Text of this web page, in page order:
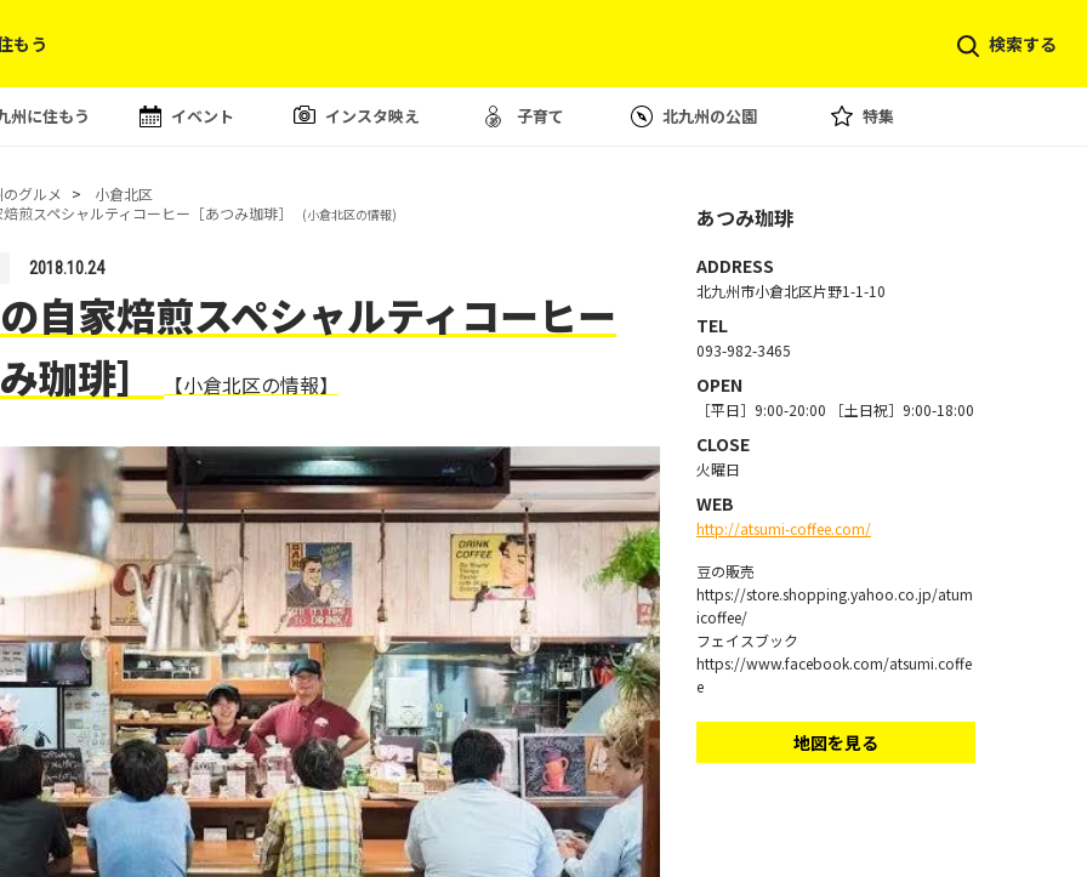
もう 検索する
州に住もう イベント インスタ映え 子育て 北九州の公園 特集
グルメ
小倉北区
煎スペシャルティコーヒー［あつみ珈琲］
(小倉北区の情報)
2018.10.24
自家焙煎スペシャルティコーヒー
珈琲］
【小倉北区の情報】
あつみ珈琲
ADDRESS
北九州市小倉北区片野1-1-10
TEL
093-982-3465
OPEN
［平日］9:00-20:00 ［土日祝］9:00-18:00
CLOSE
火曜日
WEB
http://atsumi-coffee.com/
豆の販売
https://store.shopping.yahoo.co.jp/atum
icoffee/
フェイスブック
https://www.facebook.com/atsumi.coffe
e
地図を見る